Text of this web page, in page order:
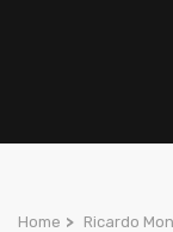
Home > Ricardo